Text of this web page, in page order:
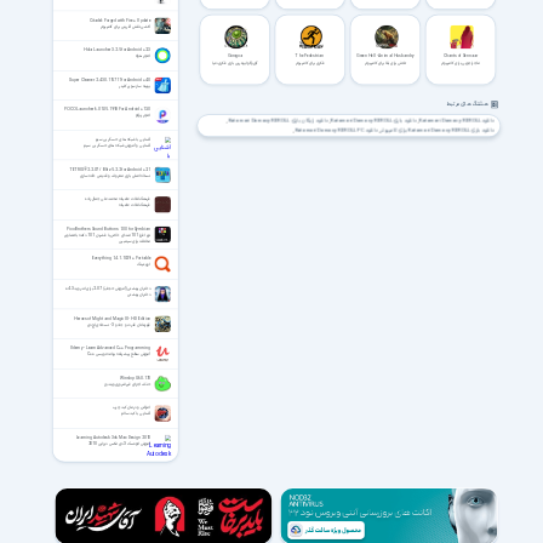
Chants of Sennaar
ماجراجویی برای کامپیوتر
Green Hell - Animal Husbandry
تلاش برای بقا برای کامپیوتر
The Pedestrian
فکری برای کامپیوتر
Gorogoa
گوروگوا بهترین بازی فکری دنیا
هشتگ های مرتبط
دانلود Katamari Damacy REROLL دانلود بازی Katamari Damacy REROLL
دانلود رایگان بازی Katamari Damacy REROLL
دانلود بازی Katamari Damacy REROLL برای کامپیوتر
دانلود Katamari Damacy REROLL PC
دانلود بازی Katamari Damacy REROLL با لینک مستقیم
Citadel: Forged with Fire + Update
اکشن نقش آفرینی برای کامپیوتر
Hola Launcher 3.2.5 for Android +2.3
لانچر هولا
Super Cleaner 2.4.30.115711 for Android +4.0
بهینه ساز سوپر کلینر
POCO Launcher 6.01.05.1993 For Android +13.0
لانچر پوکو
آشنایی با شبکه های حسگر بی سیم
آشنایی و آموزش شبکه های حسگر بی سیم
TETRIS® 2.2.07 / Blitz 5.2.2 for Android +2.1
نسخه اصلی بازی معروف و قدیمی خانه سازی
فرهنگ لغات عامیانه محمد علی جمال زاده
فرهنگ لغات عامیانه
Pico Brothers Sound Buttons 1.00 for Symbian
نرم افزار 101 صدای خاص با فشردن 101 دکمه با تصاویر
مختلف برای سیمبین
Everything 1.4.1.1029 + Portable
اوریتینگ
دختران بهشتی(آموزش حجاب) 2.07 برای اندروید 4.3+
دختران بهشتی
Heroes of Might and Magic III - HD Edition
قهرمانان قدرت و جادو 3 - نسخه‌ی اچ‌دی
Udemy - Learn Advanced C++ Programming
آموزش سطح پیشرفته برنامه نویسی ++C
Winslop 0.60.170
حذف اجزای غیرضروری ویندوز
امراض و درمان کبد چرب
آشنایی با کبد سالم
Learning Autodesk 3ds Max Design 2010
آموزش اتودسک 3دی مکس دیزاین 2010